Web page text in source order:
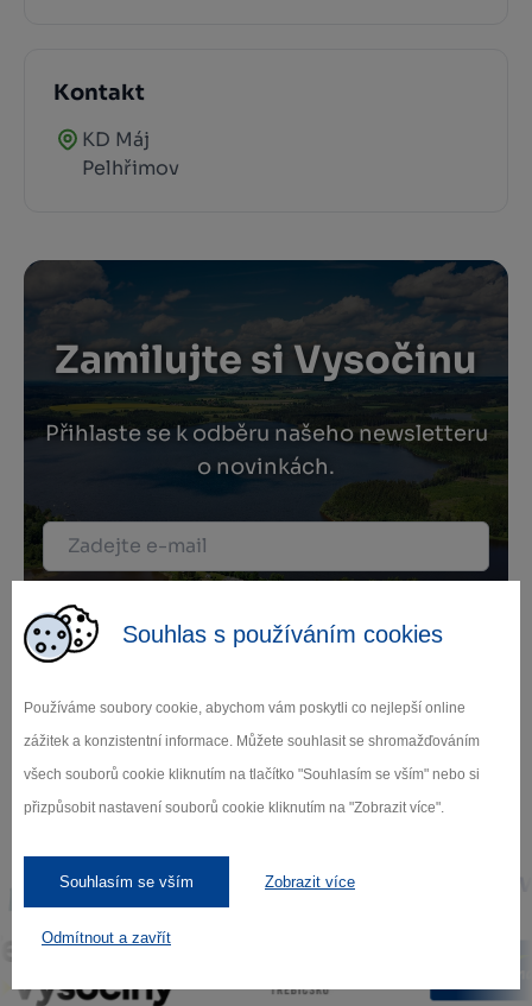
Souhlas s používáním cookies
Používáme soubory cookie, abychom vám poskytli co nejlepší online
zážitek a konzistentní informace. Můžete souhlasit se shromažďováním
všech souborů cookie kliknutím na tlačítko "Souhlasím se vším" nebo si
přizpůsobit nastavení souborů cookie kliknutím na "Zobrazit více".
Souhlasím se vším Zobrazit více
Odmítnout a zavřít
Kontakt
KD Máj
Pelhřimov
Zamilujte si Vysočinu
Přihlaste se k odběru našeho newsletteru
o novinkách.
Odebírat
Naši partneři